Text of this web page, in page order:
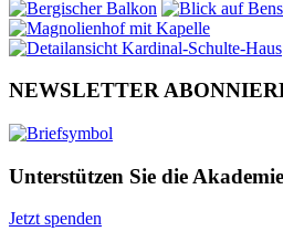
NEWSLETTER
Unterstützen Sie die
Jetzt spenden